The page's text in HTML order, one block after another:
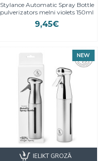
Stylance Automatic Spray Bottle
pulverizators melni violets 150ml
9,45€
NEW
IELIKT GROZĀ